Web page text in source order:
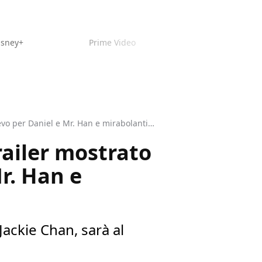
Prime Video
Karate Kid Legends, la descrizione del trailer mostrato al NYCC: un nuovo allievo per Daniel e Mr. Han e mirabolanti combattimenti!
mostrato
Han e
Chan, sarà al